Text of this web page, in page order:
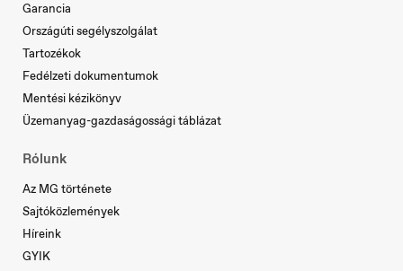
Deutsch
Portugal
Português
Serbia
Garancia
Országúti segélyszolgálat
Tartozékok
Fedélzeti dokumentumok
Mentési kézikönyv
Üzemanyag-gazdaságossági táblázat
Rólunk
Az MG története
Sajtóközlemények
Híreink
GYIK